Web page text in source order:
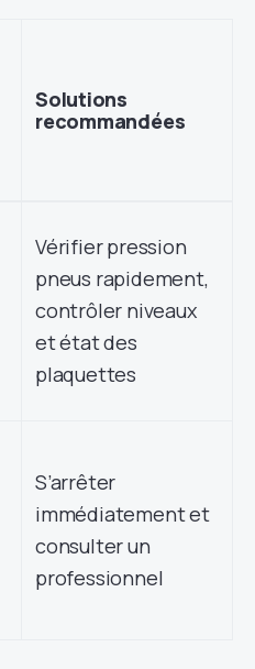
Solutions
recommandées
Vérifier pression
pneus rapidement,
contrôler niveaux
et état des
plaquettes
S’arrêter
immédiatement et
consulter un
professionnel